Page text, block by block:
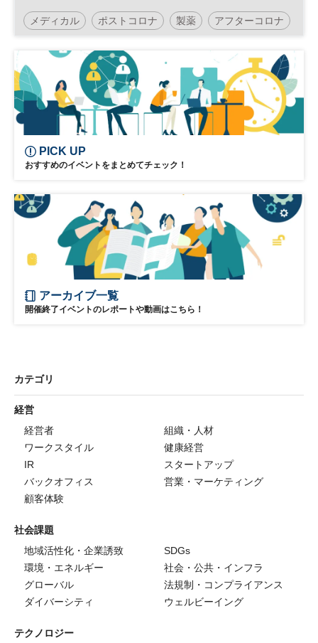
メディカル ポストコロナ 製薬 アフターコロナ
医療 ヘルスケア
PICK UP
おすすめのイベントをまとめてチェック！
アーカイブ一覧
開催終了イベントのレポートや動画はこちら！
カテゴリ
経営
経営者
組織・人材
ワークスタイル
健康経営
IR
スタートアップ
バックオフィス
営業・マーケティング
顧客体験
社会課題
地域活性化・企業誘致
SDGs
環境・エネルギー
社会・公共・インフラ
グローバル
法規制・コンプライアンス
ダイバーシティ
ウェルビーイング
テクノロジー